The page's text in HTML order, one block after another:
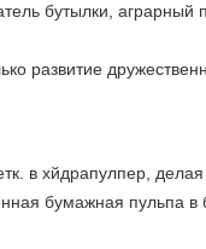
бутылки, аграрный
развитие
в хйдрапулпер, делая
бумажная пульпа в